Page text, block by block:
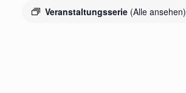
Veranstaltungsserie (Alle ansehen)